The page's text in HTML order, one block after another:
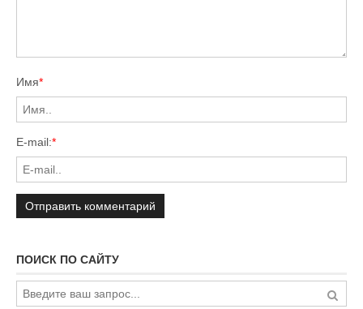
Имя*
E-mail:*
ПОИСК ПО САЙТУ